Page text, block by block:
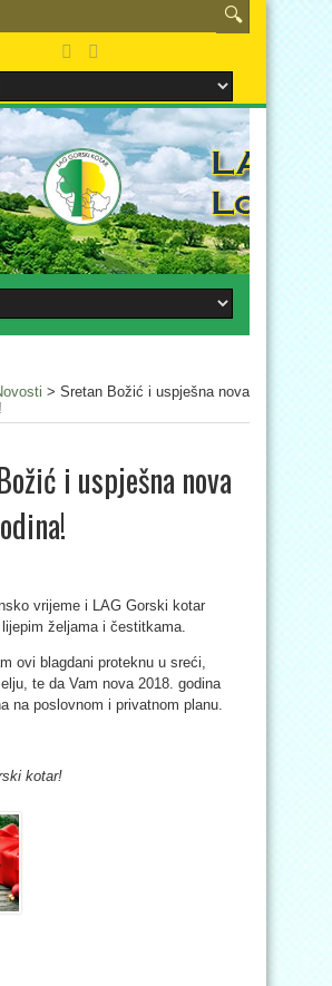
> Sretan Božić i uspješna nova
i uspješna nova
vrijeme i LAG Gorski kotar
željama i čestitkama.
ovi blagdani proteknu u sreći,
te da Vam nova 2018. godina
na poslovnom i privatnom planu.
kotar!